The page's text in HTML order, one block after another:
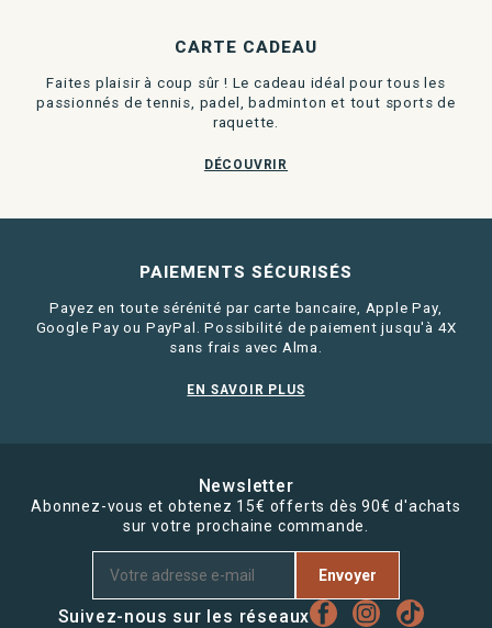
CARTE CADEAU
Faites plaisir à coup sûr ! Le cadeau idéal pour tous les
passionnés de tennis, padel, badminton et tout sports de
raquette.
DÉCOUVRIR
PAIEMENTS SÉCURISÉS
Payez en toute sérénité par carte bancaire, Apple Pay,
Google Pay ou PayPal. Possibilité de paiement jusqu'à 4X
sans frais avec Alma.
EN SAVOIR PLUS
Newsletter
Abonnez-vous et obtenez 15€ offerts dès 90€ d'achats
sur votre prochaine commande.
Envoyer
Suivez-nous sur les réseaux